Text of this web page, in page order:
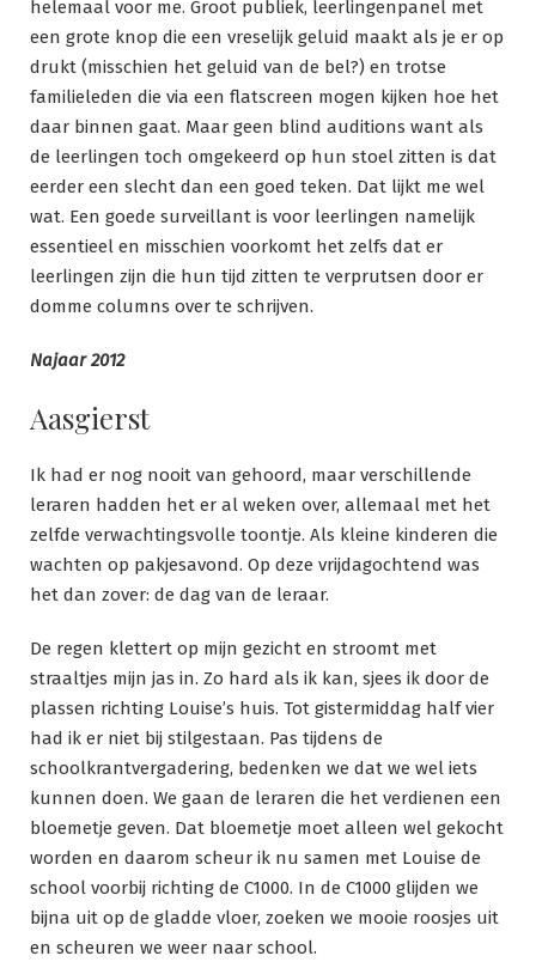
helemaal voor me. Groot publiek, leerlingenpanel met
een grote knop die een vreselijk geluid maakt als je er op
drukt (misschien het geluid van de bel?) en trotse
familieleden die via een flatscreen mogen kijken hoe het
daar binnen gaat. Maar geen blind auditions want als
de leerlingen toch omgekeerd op hun stoel zitten is dat
eerder een slecht dan een goed teken. Dat lijkt me wel
wat. Een goede surveillant is voor leerlingen namelijk
essentieel en misschien voorkomt het zelfs dat er
leerlingen zijn die hun tijd zitten te verprutsen door er
domme columns over te schrijven.
Najaar 2012
Aasgierst
Ik had er nog nooit van gehoord, maar verschillende
leraren hadden het er al weken over, allemaal met het
zelfde verwachtingsvolle toontje. Als kleine kinderen die
wachten op pakjesavond. Op deze vrijdagochtend was
het dan zover: de dag van de leraar.
De regen klettert op mijn gezicht en stroomt met
straaltjes mijn jas in. Zo hard als ik kan, sjees ik door de
plassen richting Louise’s huis. Tot gistermiddag half vier
had ik er niet bij stilgestaan. Pas tijdens de
schoolkrantvergadering, bedenken we dat we wel iets
kunnen doen. We gaan de leraren die het verdienen een
bloemetje geven. Dat bloemetje moet alleen wel gekocht
worden en daarom scheur ik nu samen met Louise de
school voorbij richting de C1000. In de C1000 glijden we
bijna uit op de gladde vloer, zoeken we mooie roosjes uit
en scheuren we weer naar school.